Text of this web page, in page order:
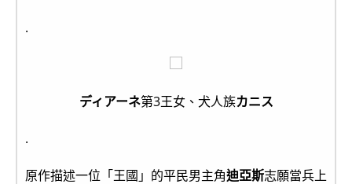
.
ディアーネ第3王女、犬人族カニス
.
原作描述一位「王國」的平民男主角迪亞斯志願當兵上